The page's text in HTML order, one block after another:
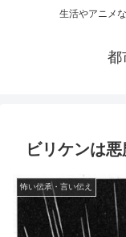
生活やアニメ
都
ビリケンは悪
怖い伝承・言い伝え